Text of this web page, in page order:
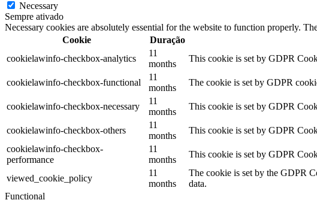
Necessary
Sempre ativado
Necessary cookies are absolutely essential for the website to function properly.
Cookie
Duração
cookielawinfo-checkbox-analytics
11
months
This cookie is set by GDPR
cookielawinfo-checkbox-functional
11
months
The cookie is set by GDPR
cookielawinfo-checkbox-necessary
11
months
This cookie is set by GDPR
cookielawinfo-checkbox-others
11
months
This cookie is set by GDPR
cookielawinfo-checkbox-
performance
11
months
This cookie is set by GDPR
viewed_cookie_policy
11
months
The cookie is set by the GDPR
data.
Functional